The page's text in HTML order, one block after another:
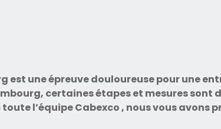
est une épreuve douloureuse pour une
certaines étapes et mesures sont
toute l’équipe Cabexco, nous vous avons